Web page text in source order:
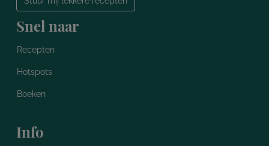
Snel naar
Recepten
Hotspots
Boeken
Info